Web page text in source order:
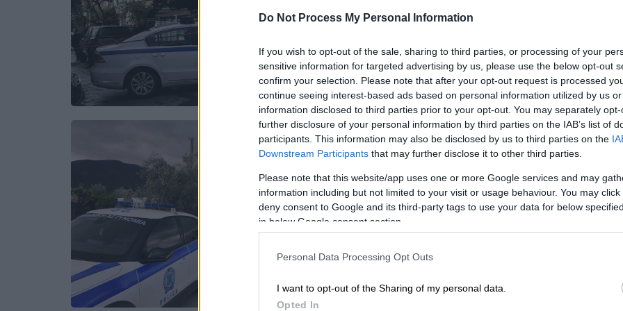
Do Not Process My Personal Information
If you wish to opt-out of the sale, sharing to third parties, or processing of your
sensitive information for targeted advertising by us, please use the below opt-out
confirm your selection. Please note that after your opt-out request is processed
continue seeing interest-based ads based on personal information utilized by us
information disclosed to third parties prior to your opt-out. You may separately
further disclosure of your personal information by third parties on the IAB’s list of
participants. This information may also be disclosed by us to third parties on the
Downstream Participants that may further disclose it to other third parties.
Please note that this website/app uses one or more Google services and may
information including but not limited to your visit or usage behaviour. You may
deny consent to Google and its third-party tags to use your data for below
in below Google consent section.
Personal Data Processing Opt Outs
I want to opt-out of the Sharing of my personal data.
Opted In
ταράτσα
με διαπραγματευτή
Συναγερμός στην Κόρινθο: Άνδρας
βρέθηκε με τραύμα από
πυροβολισμό